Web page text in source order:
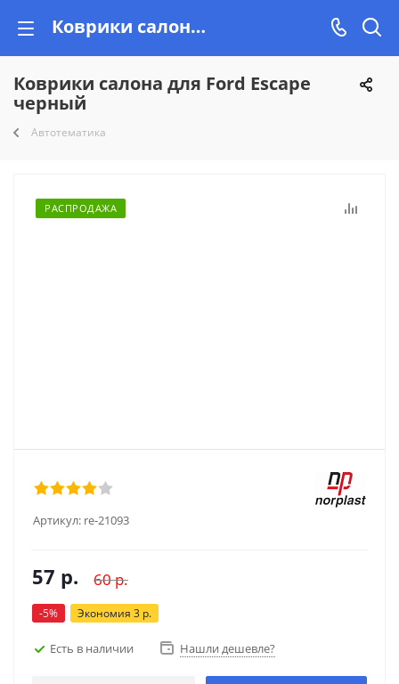
Коврики салона для Ford Escape черный купить недорого на Vishop.by, рассрочка!
Коврики салона для Ford Escape
черный
Автотематика
РАСПРОДАЖА
Артикул: re-21093
57 р. 60р.
-5% Экономия 3 р.
Есть в наличии Нашли дешевле?